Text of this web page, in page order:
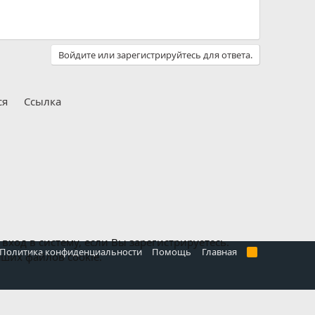
Войдите или зарегистрируйтесь для ответа.
Ссылка
Политика конфиденциальности Помощь Главная
R
в систему, если Вы зарегистрируетесь.
файлов cookie.